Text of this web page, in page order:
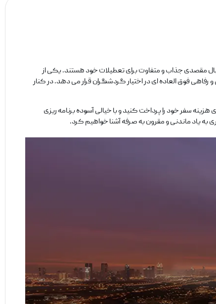
مقصدی جذاب و متفاوت برای تعطیلات خود هستند. یکی از
فوق ‌العاده ‌ای در اختیار گردشگران قرار می ‌دهد. در کنار
سفر خود را پرداخت کنید و با خیالی آسوده برنامه ‌ریزی
به ‌یاد ماندنی و مقرون ‌به‌ صرفه آشنا خواهیم کرد.